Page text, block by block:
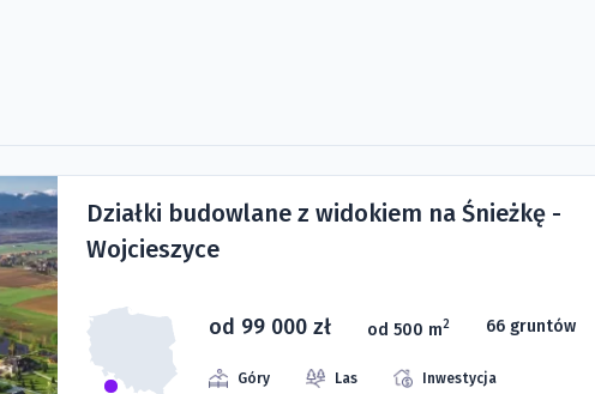
Działki budowlane z widokiem na Śnieżkę -
Wojcieszyce
od 99 000 zł od 500 m2 66 gruntów
Góry Las Inwestycja